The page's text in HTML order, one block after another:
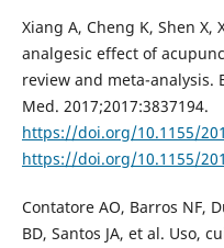
Xiang A, Cheng K, Shen X,
analgesic effect of
review and meta-analysis.
Med. 2017;2017:3837194.
https://doi.org/10.1155/
https://doi.org/10.1155/
Contatore AO, Barros NF,
BD, Santos JA, et al. Uso,